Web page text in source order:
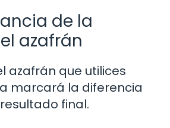
de la
azafrán
azafrán que utilices
marcará la diferencia
final.